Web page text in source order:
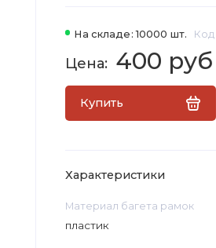
На складе: 10000 шт. Код
400 руб
Купить
Характеристики
Материал багета рамок
пластик